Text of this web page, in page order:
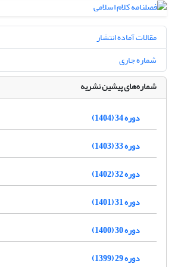
مقالات آماده انتشار
شماره جاری
شماره‌های پیشین نشریه
دوره 34 (1404)
دوره 33 (1403)
دوره 32 (1402)
دوره 31 (1401)
دوره 30 (1400)
دوره 29 (1399)